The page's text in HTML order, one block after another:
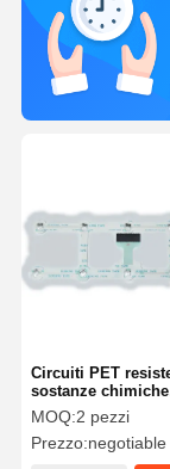
Circuiti PET
sostanze chimiche
prestazioni ottimali
ambienti difficili
MOQ:2 pezzi
Prezzo:negotiable